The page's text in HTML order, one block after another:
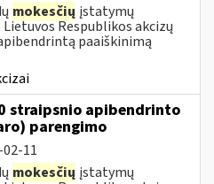
mokesčių įstatymų
Respublikos akcizų
paaiškinimą
straipsnio apibendrinto
parengimo
11
mokesčių įstatymų